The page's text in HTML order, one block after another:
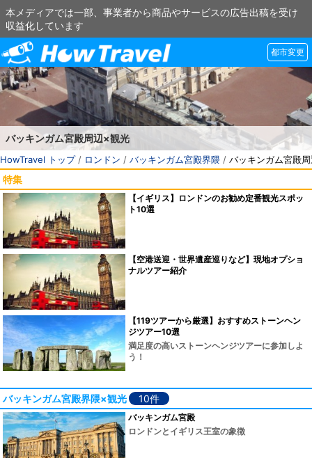
本メディアでは一部、事業者から商品やサービスの広告出稿を受け
収益化しています
都市変更
バッキンガム宮殿周辺×観光
HowTravel トップ/ ロンドン / バッキンガム宮殿界隈 / バッキンガム宮殿
特集
【イギリス】ロンドンのお勧め定番観光スポッ
ト10選
【空港送迎・世界遺産巡りなど】現地オプショ
ナルツアー紹介
【119ツアーから厳選】おすすめストーンヘン
ジツアー10選
満足度の高いストーンヘンジツアーに参加しよ
う！
バッキンガム宮殿界隈×観光 10件
バッキンガム宮殿
ロンドンとイギリス王室の象徴